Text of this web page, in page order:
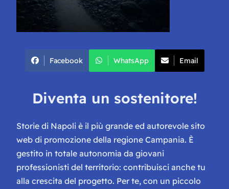
Facebook WhatsApp Email
Diventa un sostenitore!
Storie di Napoli è il più grande ed autorevole sito
web di promozione della regione Campania. È
gestito in totale autonomia da giovani
professionisti del territorio: contribuisci anche tu
alla crescita del progetto. Per te, con un piccolo